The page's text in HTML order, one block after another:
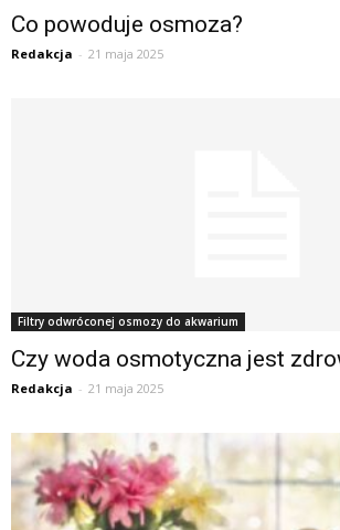
Co powoduje osmoza?
Redakcja - 21 maja 2025
Filtry odwróconej osmozy do akwarium
Czy woda osmotyczna jest
Redakcja - 21 maja 2025